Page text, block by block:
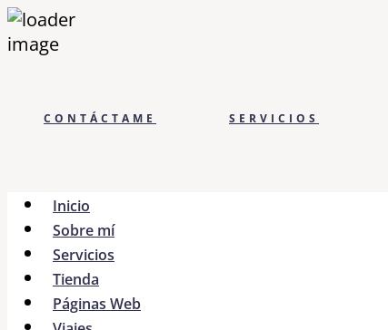
CONTÁCTAME SERVICIOS
Inicio
Sobre mí
Servicios
Tienda
Páginas Web